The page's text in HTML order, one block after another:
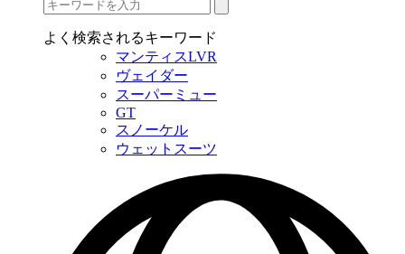
よく検索されるキーワード
マンティスLVR
ヴェイダー
スーパーミュー
GT
スノーケル
ウェットスーツ